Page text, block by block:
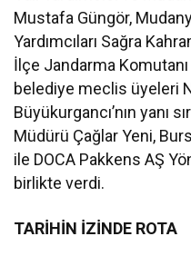
Mustafa Güngör,
Yardımcıları Sağra
İlçe Jandarma
belediye meclis üyeleri
Büyükurgancı’nın yanı
Müdürü Çağlar Yeni,
ile DOCA Pakkens AŞ
birlikte verdi.
TARİHİN İZİNDE ROTA